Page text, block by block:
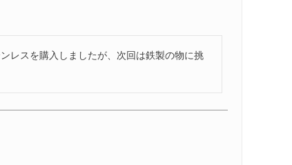
レスを購入しましたが、次回は鉄製の物に挑